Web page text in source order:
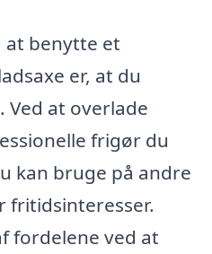
at benytte et
er, at du
Ved at overlade
frigør du
kan bruge på andre
fritidsinteresser.
fordelene ved at